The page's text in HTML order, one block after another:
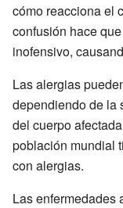
cómo reacciona el
confusión hace
inofensivo,
Las alergias
dependiendo de la
del cuerpo
población mundial
con alergias.
Las enfermedades